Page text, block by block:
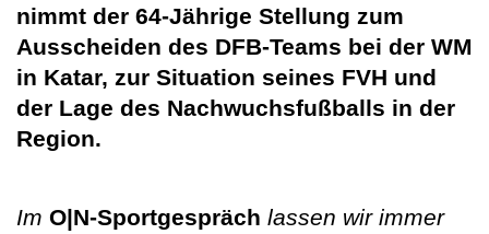
nimmt der 64-Jährige Stellung zum
Ausscheiden des DFB-Teams bei der WM
in Katar, zur Situation seines FVH und
der Lage des Nachwuchsfußballs in der
Region.
Im O|N-Sportgespräch lassen wir immer